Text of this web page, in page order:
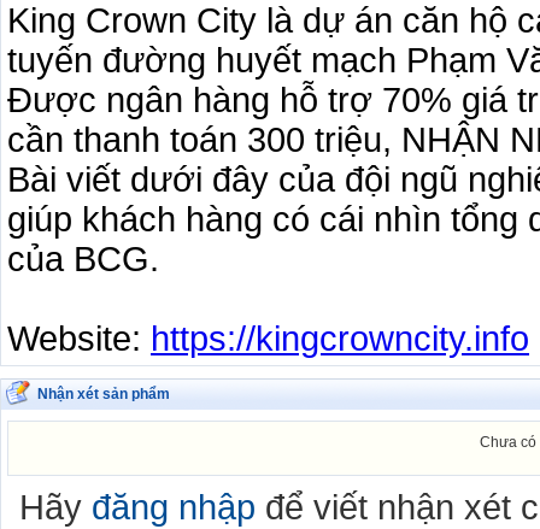
King Crown City là dự án căn hộ
tuyến đường huyết mạch Phạm
Được ngân hàng hỗ trợ 70% giá
cần thanh toán 300 triệu, NHẬN
Bài viết dưới đây của đội ngũ
giúp khách hàng có cái nhìn tổng
của BCG.
Website: https://kingcrowncity.info
Nhận xét sản phẩm
Chưa có
Hãy đăng nhập để viết nhận xét